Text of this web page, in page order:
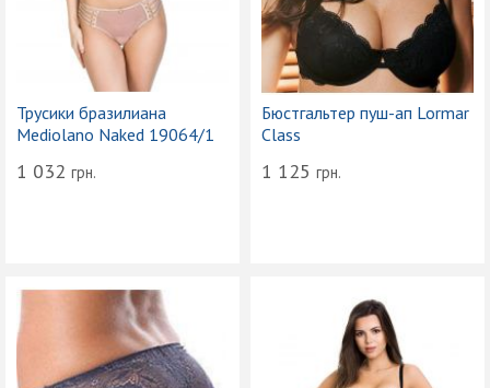
Трусики бразилиана
Mediolano Naked 19064/1
1 032 грн.
Бюстгальтер пуш-ап Lormar
Class
1 125 грн.